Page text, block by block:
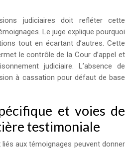
judiciaires doit refléter cette
Le juge explique pourquoi
tout en écartant d’autres. Cette
le contrôle de la Cour d’appel et
judiciaire. L’absence de
à cassation pour défaut de base
et voies de
testimoniale
aux témoignages peuvent donner